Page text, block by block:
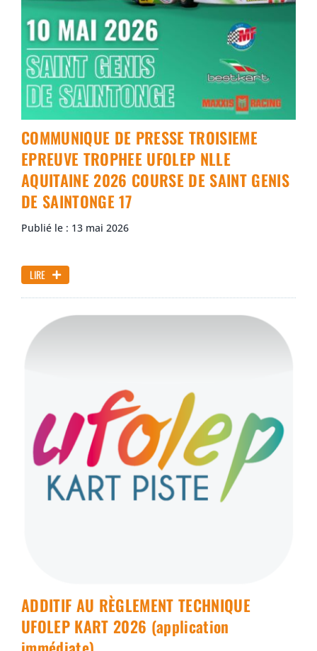
COMMUNIQUE DE PRESSE TROISIEME
EPREUVE TROPHEE UFOLEP NLLE
AQUITAINE 2026 COURSE DE SAINT GENIS
DE SAINTONGE 17
Publié le : 13 mai 2026
LIRE
ADDITIF AU RÈGLEMENT TECHNIQUE
UFOLEP KART 2026 (application